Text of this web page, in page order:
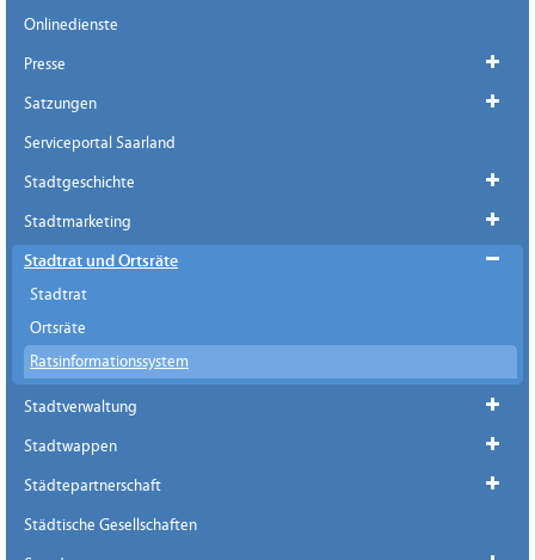
Onlinedienste
Presse
Satzungen
Serviceportal Saarland
Stadtgeschichte
Stadtmarketing
Stadtrat und Ortsräte
Stadtrat
Ortsräte
Ratsinformationssystem
Stadtverwaltung
Stadtwappen
Städtepartnerschaft
Städtische Gesellschaften